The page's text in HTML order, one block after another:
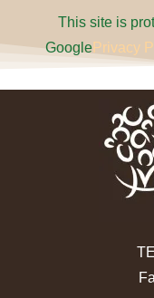
This site is
GooglePrivacy